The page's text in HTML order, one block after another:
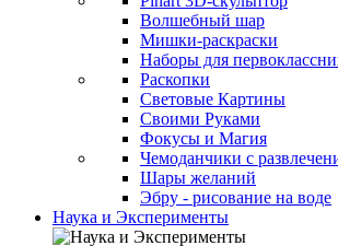
Волшебный шар
Мишки-раскраски
Наборы для
Раскопки
Световые Картины
Своими Руками
Фокусы и Магия
Чемоданчики с
Шары желаний
Эбру - рисование на воде
Наука и Эксперименты